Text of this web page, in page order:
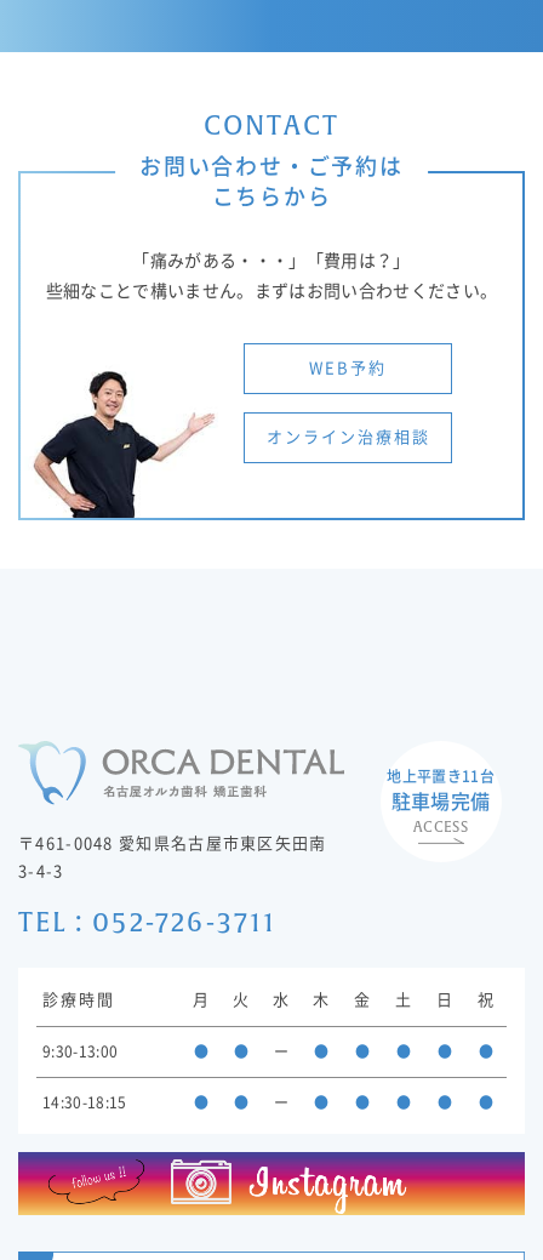
CONTACT
お問い合わせ・ご予約は
こちらから
「痛みがある・・・」「費用は？」
些細なことで構いません。まずはお問い合わせください。
WEB予約
オンライン治療相談
〒461-0048 愛知県名古屋市東区矢田南
3-4-3
TEL : 052-726-3711
地上平置き11台
駐車場完備
ACCESS
診療時間 月 火 水 木 金 土 日 祝
9:30-13:00 ● ● ー ● ● ● ● ●
14:30-18:15 ● ● ー ● ● ● ● ●